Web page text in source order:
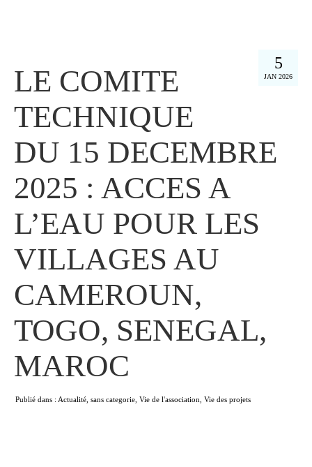
5
JAN 2026
LE COMITE
TECHNIQUE
DU 15 DECEMBRE
2025 : ACCES A
L’EAU POUR LES
VILLAGES AU
CAMEROUN,
TOGO, SENEGAL,
MAROC
Publié dans : Actualité sans categorie Vie de l'association Vie des projets